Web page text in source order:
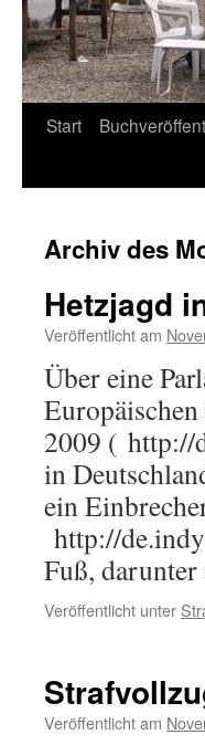
Start
Archiv des
Hetzjagd
Veröffentlicht am
Über eine
2009 ( http://
in
ein
http://
Fuß,
Veröffentlicht unter
Veröffentlicht am